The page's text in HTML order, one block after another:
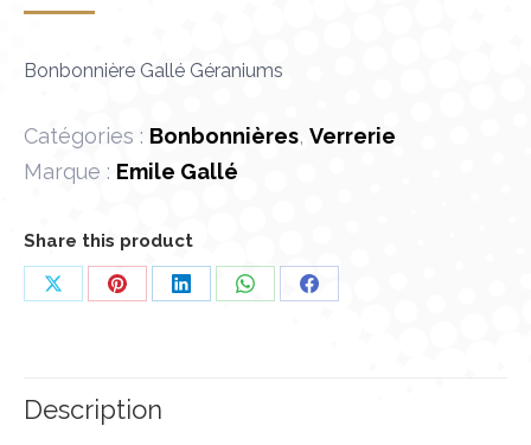
Bonbonnière Gallé Géraniums
Catégories : Bonbonnières, Verrerie
Marque : Emile Gallé
Share this product
PartagerPartagerPartagerPartagerPartager
Description